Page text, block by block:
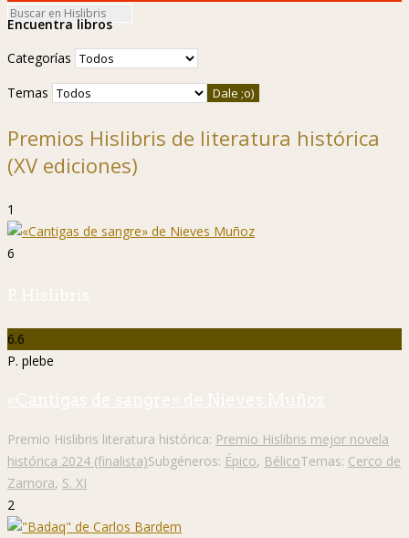
Encuentra libros
Categorías
Temas
Premios Hislibris de literatura histórica
(XV ediciones)
1
6
P. Hislibris
6.6
P. plebe
«Cantigas de sangre» de Nieves Muñoz
Premio Hislibris literatura histórica: Premio Hislibris mejor novela
histórica 2024 (finalista)Subgéneros: Épico, BélicoTemas: Cerco de
Zamora, S. XI
2